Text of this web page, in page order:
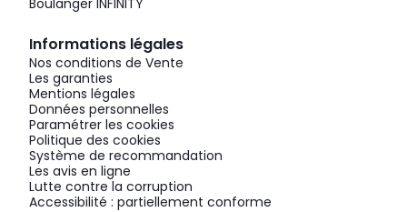
Boulanger INFINITY
Informations légales
Nos conditions de Vente
Les garanties
Mentions légales
Données personnelles
Paramétrer les cookies
Politique des cookies
Système de recommandation
Les avis en ligne
Lutte contre la corruption
Accessibilité : partiellement conforme